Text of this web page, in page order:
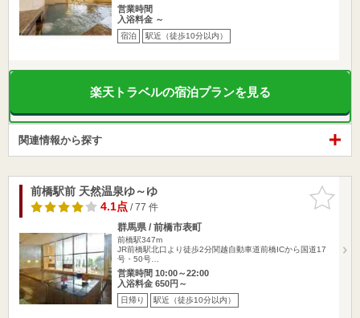
営業時間
入浴料金 ～
宿泊 駅近（徒歩10分以内）
楽天トラベルの宿泊プランを見る
関連情報から探す
お気に入
りに追加
前橋駅前 天然温泉ゆ～ゆ
4.1点/ 77 件
群馬県 / 前橋市表町
前橋駅347m
JR前橋駅北口より徒歩2分関越自動車道前橋ICから国道17
号・50号…
営業時間 10:00～22:00
入浴料金 650円～
日帰り 駅近（徒歩10分以内）